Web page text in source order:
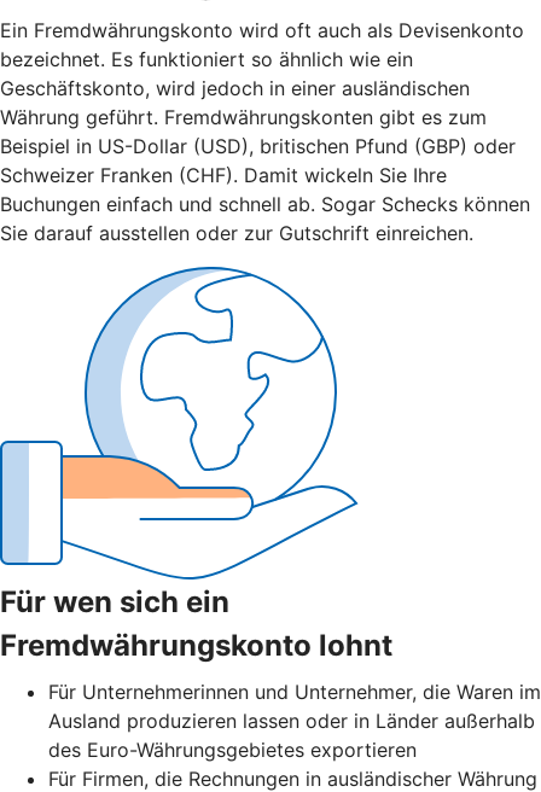
Ein Fremdwährungskonto wird oft auch als Devisenkonto
bezeichnet. Es funktioniert so ähnlich wie ein
Geschäftskonto, wird jedoch in einer ausländischen
Währung geführt. Fremdwährungskonten gibt es zum
Beispiel in US-Dollar (USD), britischen Pfund (GBP) oder
Schweizer Franken (CHF). Damit wickeln Sie Ihre
Buchungen einfach und schnell ab. Sogar Schecks können
Sie darauf ausstellen oder zur Gutschrift einreichen.
Für wen sich ein
Fremdwährungskonto lohnt
Für Unternehmerinnen und Unternehmer, die Waren im
Ausland produzieren lassen oder in Länder außerhalb
des Euro-Währungsgebietes exportieren
Für Firmen, die Rechnungen in ausländischer Währung